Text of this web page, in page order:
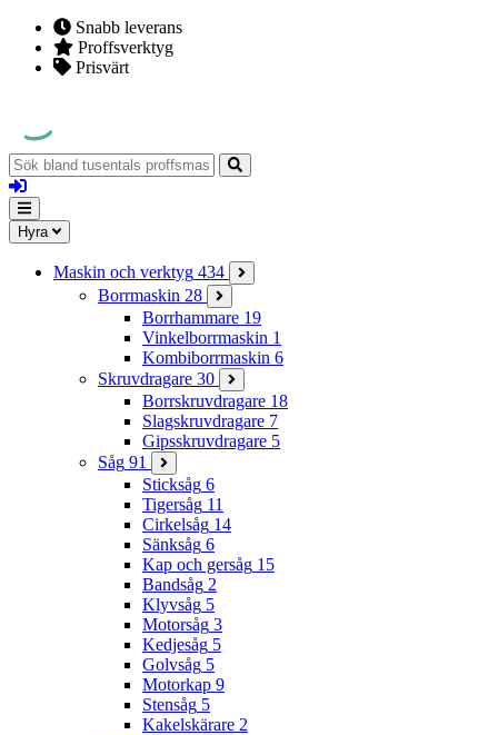
Snabb leverans
Proffsverktyg
Prisvärt
Sök
bland
tusentals
proffsmaskiner
Logga
in
Mina
sidor
Meny
Hyra
Maskin och verktyg 434
Borrmaskin 28
Borrhammare 19
Vinkelborrmaskin 1
Kombiborrmaskin 6
Skruvdragare 30
Borrskruvdragare 18
Slagskruvdragare 7
Gipsskruvdragare 5
Såg 91
Sticksåg 6
Tigersåg 11
Cirkelsåg 14
Sänksåg 6
Kap och gersåg 15
Bandsåg 2
Klyvsåg 5
Motorsåg 3
Kedjesåg 5
Golvsåg 5
Motorkap 9
Stensåg 5
Kakelskärare 2